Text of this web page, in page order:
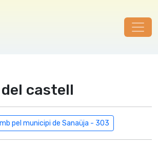
castell
pel municipi de Sanaüja - 303